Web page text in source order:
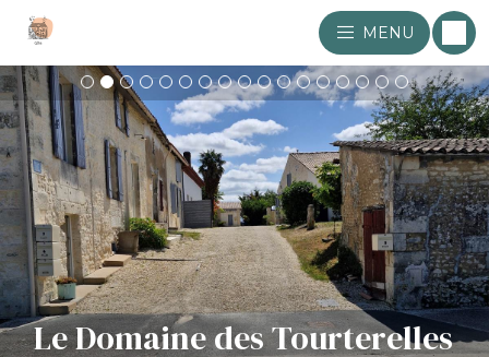
MENU
Le Domaine des Tourterelles